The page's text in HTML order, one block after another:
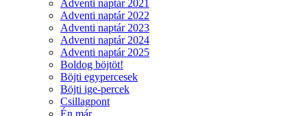
Adventi naptár 2021
Adventi naptár 2022
Adventi naptár 2023
Adventi naptár 2024
Adventi naptár 2025
Boldog böjtöt!
Böjti egypercesek
Böjti ige-percek
Csillagpont